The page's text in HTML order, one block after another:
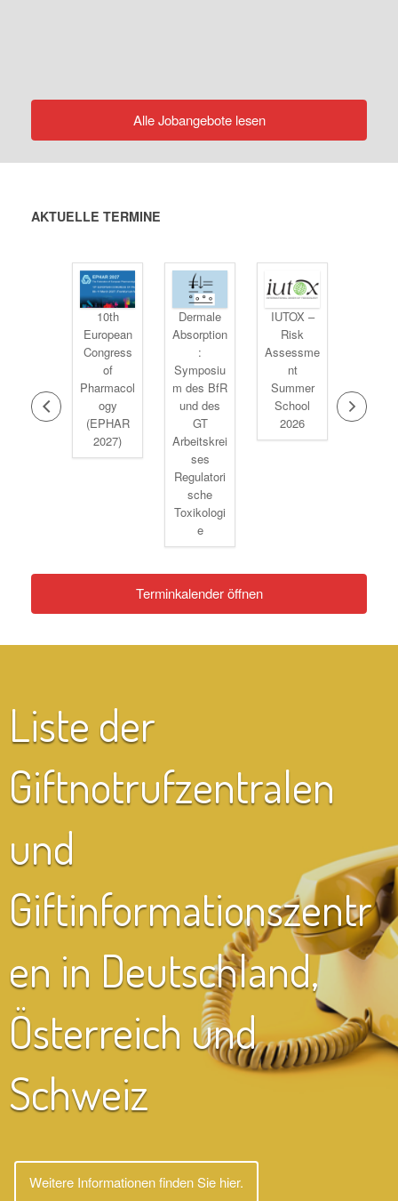
Alle Jobangebote lesen
AKTUELLE TERMINE
10th
European
Congress
of
Pharmacol
ogy
(EPHAR
2027)
Dermale
Absorption
:
Symposiu
m des BfR
und des
GT
Arbeitskrei
ses
Regulatori
sche
Toxikologi
e
IUTOX –
Risk
Assessme
nt
Summer
School
2026
2026
Terminkalender öffnen
Liste der
Giftnotrufzentralen
und
Giftinformationszentr
en in Deutschland,
Österreich und
Schweiz
Weitere Informationen finden Sie hier.